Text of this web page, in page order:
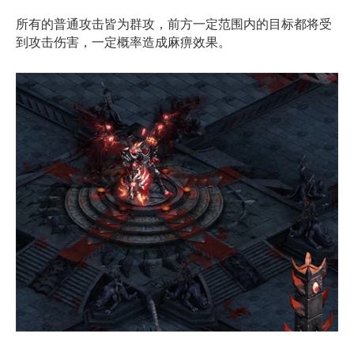
所有的普通攻击皆为群攻，前方一定范围内的目标都将受
到攻击伤害，一定概率造成麻痹效果。